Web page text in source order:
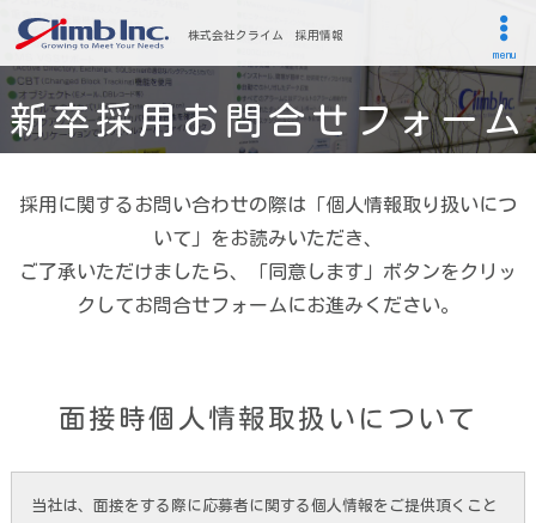
株式会社クライム 採用情報
menu
新卒採用お問合せフォーム
採用に関するお問い合わせの際は「個人情報取り扱いにつ
いて」をお読みいただき、
ご了承いただけましたら、「同意します」ボタンをクリッ
クしてお問合せフォームにお進みください。
面接時個人情報取扱いについて
当社は、面接をする際に応募者に関する個人情報をご提供頂くこと